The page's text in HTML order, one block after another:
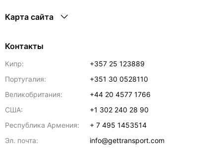
Карта сайта
Контакты
Кипр:
+357 25 123889
Португалия:
+351 30 0528110
Великобритания:
+44 20 4577 1766
США:
+1 302 240 28 90
Республика Армения:
+ 7 495 1453514
Эл. почта:
info@gettransport.com